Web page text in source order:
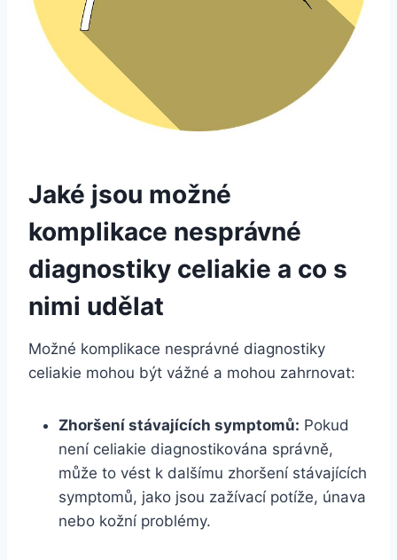
Jaké jsou možné
komplikace nesprávné
diagnostiky celiakie a co s
nimi udělat
Možné komplikace nesprávné diagnostiky
celiakie mohou být vážné a mohou zahrnovat:
Zhoršení stávajících symptomů: Pokud
není celiakie diagnostikována správně,
může to vést k dalšímu zhoršení stávajících
symptomů, jako jsou zažívací potíže, únava
nebo kožní problémy.